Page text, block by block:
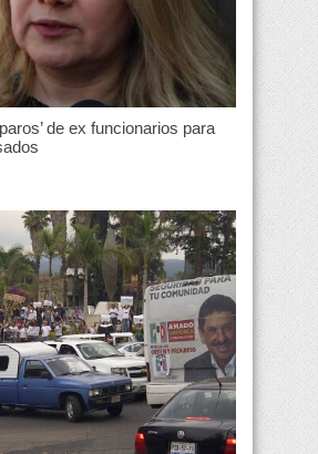
de ex funcionarios para